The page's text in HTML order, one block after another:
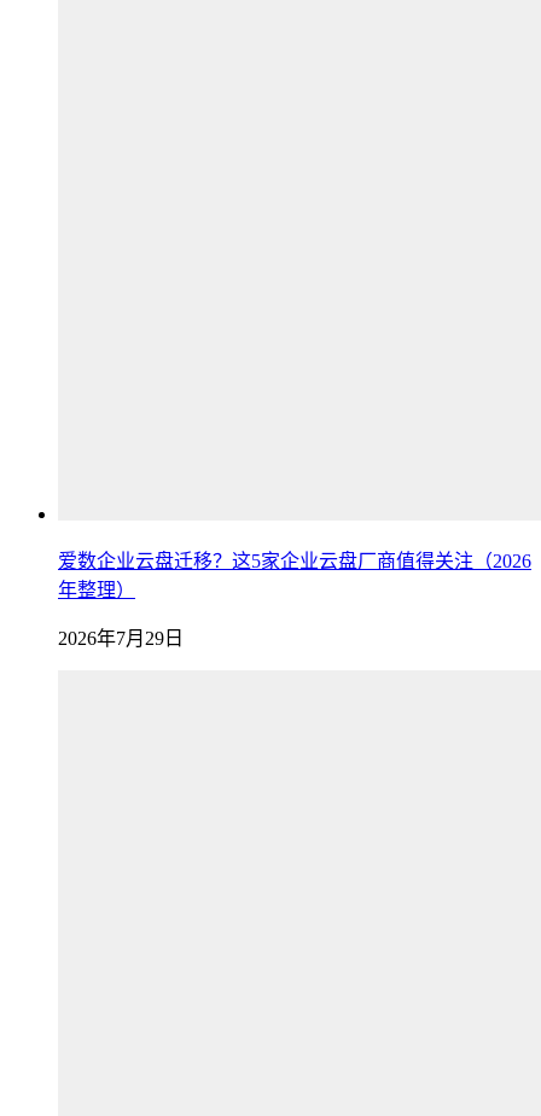
爱数企业云盘迁移？这5家企业云盘厂商值得关注（2026
年整理）
2026年7月29日